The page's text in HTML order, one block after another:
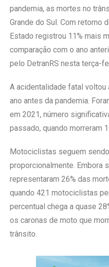
pandemia, as mortes no
Grande do Sul. Com retorno
Estado registrou 11% mais
comparação com o ano
pelo DetranRS nesta terça-
A acidentalidade fatal
ano antes da pandemia.
em 2021, número
passado, quando morreram
Motociclistas seguem
proporcionalmente. Embora
representaram 26% das
quando 421 motociclistas
percentual chega a quase
os caronas de moto que
trânsito.